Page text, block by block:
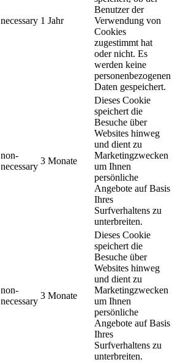
necessary 1 Jahr
Benutzer der
Verwendung von
Cookies
zugestimmt hat
oder nicht. Es
werden keine
personenbezogenen
Daten gespeichert.
non-
necessary
3 Monate
Dieses Cookie
speichert die
Besuche über
Websites hinweg
und dient zu
Marketingzwecken
um Ihnen
persönliche
Angebote auf Basis
Ihres
Surfverhaltens zu
unterbreiten.
non-
necessary
3 Monate
Dieses Cookie
speichert die
Besuche über
Websites hinweg
und dient zu
Marketingzwecken
um Ihnen
persönliche
Angebote auf Basis
Ihres
Surfverhaltens zu
unterbreiten.